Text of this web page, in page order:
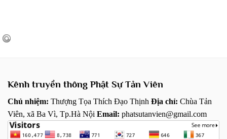
Kênh truyền thông Phật Sự Tản Viên
Chủ nhiệm: Thượng Tọa Thích Đạo Thịnh Địa chỉ: Chùa Tản
Viên, xã Ba Vì, Tp.Hà Nội Email: phatsutanvien@gmail.com